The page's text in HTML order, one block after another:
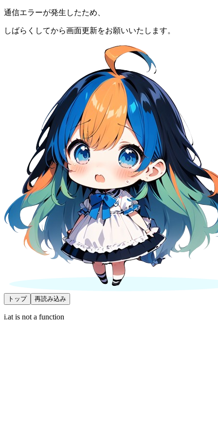
通信エラーが発生したため、
しばらくしてから画面更新をお願いいたします。
トップ 再読み込み
i.at is not a function